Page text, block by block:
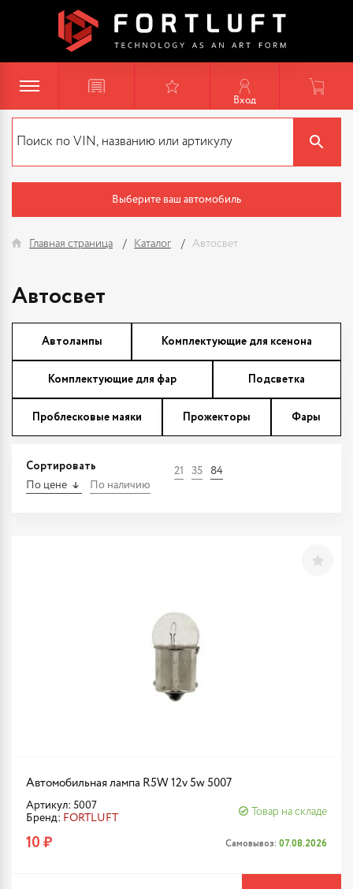
Вход
Выберите ваш автомобиль
Главная страница Каталог Автосвет
Автосвет
Автолампы Комплектующие для ксенона
Комплектующие для фар Подсветка
Проблесковые маяки Прожекторы Фары
Сортировать
По цене По наличию
21 35 84
Автомобильная лампа R5W 12v 5w 5007
Артикул: 5007
Бренд: FORTLUFT
Товар на складе
10 ₽ Самовывоз: 07.08.2026